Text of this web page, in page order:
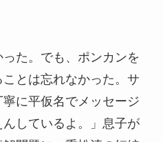
た。でも、ポンカンを
とは忘れなかった。サ
に平仮名でメッセージ
しているよ。」息子が